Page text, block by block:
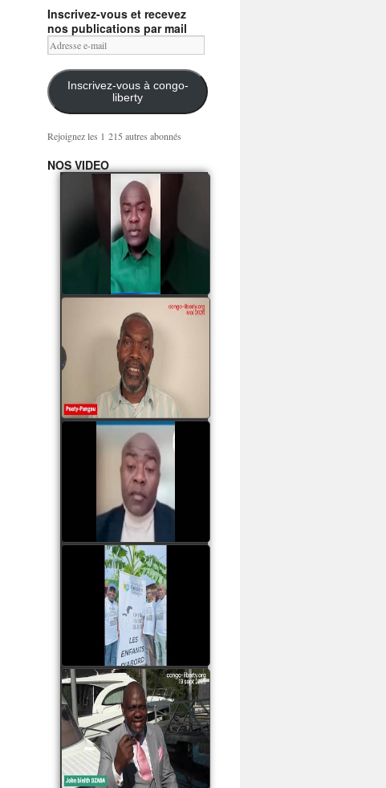
Inscrivez-vous et recevez
nos publications par mail
Adresse
e-
mail
Inscrivez-vous à congo-
liberty
Rejoignez les 1 215 autres abonnés
NOS VIDEO
Mingwa BIANGO : Ni
les mercenaires russes,
ni la garde présidentielle
ne mourront pour
Sassou Denis
watch video
POATY PANGOU
parle de la coquille vide
Collinet Makosso, des
assassinats des jeunes
par Serge OBOA
watch video
Sassou Nguesso est
revenu au pouvoir par
les armes, il ne quittera
le pouvoir que par la
force
watch video
watch video
John Binith Dzaba
s'exprime sur le voyage
de Rodrigue Malanda
Samba à Paris
watch video